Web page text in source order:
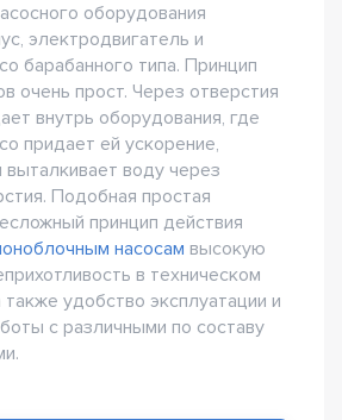
оборудования
электродвигатель и
барабанного типа. Принцип
очень прост. Через отверстия
внутрь оборудования, где
придает ей ускорение,
выталкивает воду через
Подобная простая
принцип действия
насосам высокую
в техническом
удобство эксплуатации и
с различными по составу